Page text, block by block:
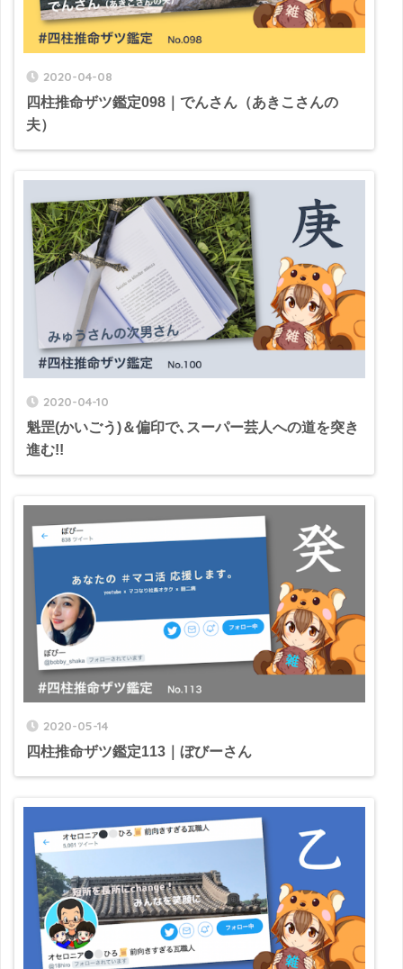
2020-04-08
四柱推命ザツ鑑定098｜でんさん（あきこさんの
夫）
2020-04-10
魁罡(かいごう)＆偏印で､スーパー芸人への道を突き
進む!!
2020-05-14
四柱推命ザツ鑑定113｜ぼびーさん